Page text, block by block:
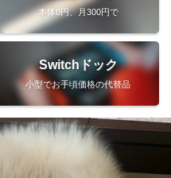
本体0円、月300円で
Switchドック
小型でお手頃価格の代替品